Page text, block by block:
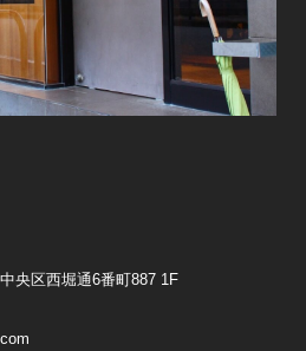
央区西堀通6番町887 1F